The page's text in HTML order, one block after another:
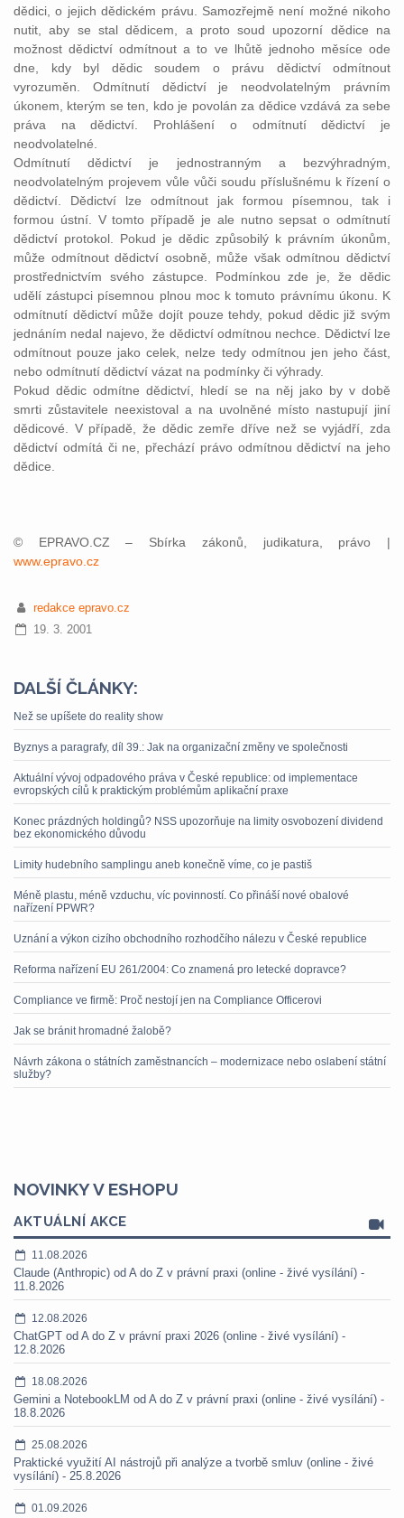
dědici, o jejich dědickém právu. Samozřejmě není možné nikoho
nutit, aby se stal dědicem, a proto soud upozorní dědice na
možnost dědictví odmítnout a to ve lhůtě jednoho měsíce ode
dne, kdy byl dědic soudem o právu dědictví odmítnout
vyrozuměn. Odmítnutí dědictví je neodvolatelným právním
úkonem, kterým se ten, kdo je povolán za dědice vzdává za sebe
práva na dědictví. Prohlášení o odmítnutí dědictví je
neodvolatelné.
Odmítnutí dědictví je jednostranným a bezvýhradným,
neodvolatelným projevem vůle vůči soudu příslušnému k řízení o
dědictví. Dědictví lze odmítnout jak formou písemnou, tak i
formou ústní. V tomto případě je ale nutno sepsat o odmítnutí
dědictví protokol. Pokud je dědic způsobilý k právním úkonům,
může odmítnout dědictví osobně, může však odmítnou dědictví
prostřednictvím svého zástupce. Podmínkou zde je, že dědic
udělí zástupci písemnou plnou moc k tomuto právnímu úkonu. K
odmítnutí dědictví může dojít pouze tehdy, pokud dědic již svým
jednáním nedal najevo, že dědictví odmítnou nechce. Dědictví lze
odmítnout pouze jako celek, nelze tedy odmítnou jen jeho část,
nebo odmítnutí dědictví vázat na podmínky či výhrady.
Pokud dědic odmítne dědictví, hledí se na něj jako by v době
smrti zůstavitele neexistoval a na uvolněné místo nastupují jiní
dědicové. V případě, že dědic zemře dříve než se vyjádří, zda
dědictví odmítá či ne, přechází právo odmítnou dědictví na jeho
dědice.
© EPRAVO.CZ – Sbírka zákonů, judikatura, právo |
www.epravo.cz
redakce epravo.cz
19. 3. 2001
DALŠÍ ČLÁNKY:
Než se upíšete do reality show
Byznys a paragrafy, díl 39.: Jak na organizační změny ve společnosti
Aktuální vývoj odpadového práva v České republice: od implementace
evropských cílů k praktickým problémům aplikační praxe
Konec prázdných holdingů? NSS upozorňuje na limity osvobození dividend
bez ekonomického důvodu
Limity hudebního samplingu aneb konečně víme, co je pastiš
Méně plastu, méně vzduchu, víc povinností. Co přináší nové obalové
nařízení PPWR?
Uznání a výkon cizího obchodního rozhodčího nálezu v České republice
Reforma nařízení EU 261/2004: Co znamená pro letecké dopravce?
Compliance ve firmě: Proč nestojí jen na Compliance Officerovi
Jak se bránit hromadné žalobě?
Návrh zákona o státních zaměstnancích – modernizace nebo oslabení státní
služby?
NOVINKY V ESHOPU
AKTUÁLNÍ AKCE
11.08.2026
Claude (Anthropic) od A do Z v právní praxi (online - živé vysílání) -
11.8.2026
12.08.2026
ChatGPT od A do Z v právní praxi 2026 (online - živé vysílání) -
12.8.2026
18.08.2026
Gemini a NotebookLM od A do Z v právní praxi (online - živé vysílání) -
18.8.2026
25.08.2026
Praktické využití AI nástrojů při analýze a tvorbě smluv (online - živé
vysílání) - 25.8.2026
01.09.2026